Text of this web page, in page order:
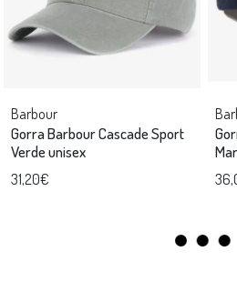
Barbour
Gorra Barbour Cascade Sport
Verde unisex
31,20€